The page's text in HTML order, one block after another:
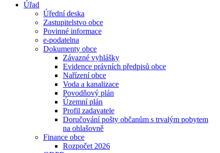
Úřad
Úřední deska
Zastupitelstvo obce
Povinné informace
e-podatelna
Dokumenty obce
Závazné vyhlášky
Evidence právních předpisů obce
Nařízení obce
Voda a kanalizace
Povodňový plán
Územní plán
Profil zadavatele
Doručování pošty občanům s trvalým pobytem
na ohlašovně
Finance obce
Rozpočet 2026